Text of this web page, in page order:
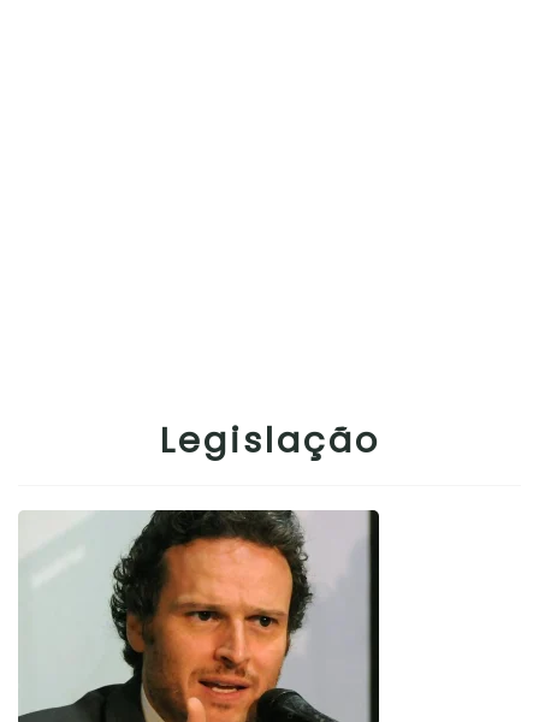
Legislação